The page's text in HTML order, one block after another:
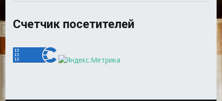
Счетчик посетителей